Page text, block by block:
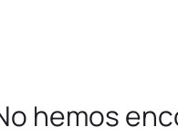
hemos